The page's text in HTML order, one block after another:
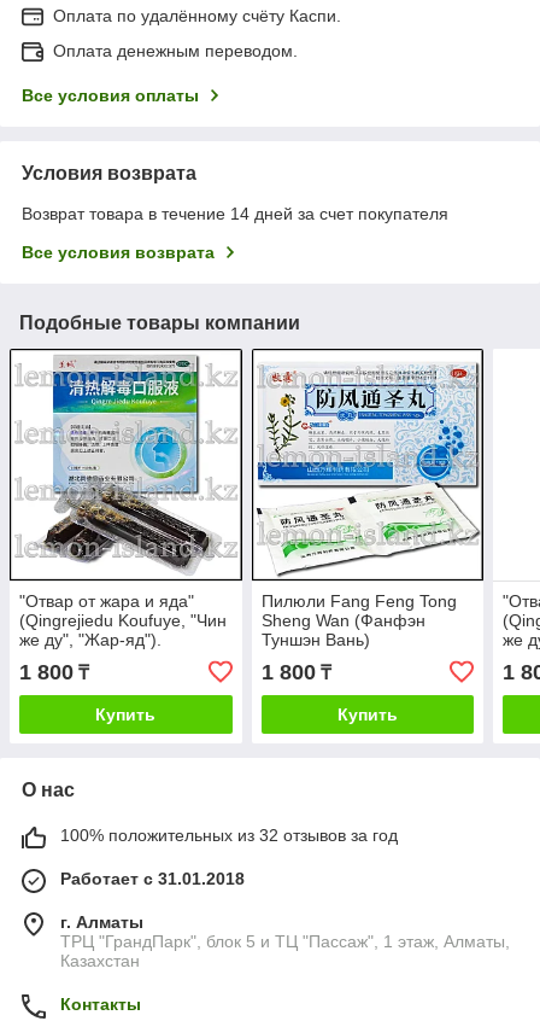
Оплата по удалённому счёту Каспи.
Оплата денежным переводом.
Все условия оплаты
Условия возврата
Возврат товара в течение 14 дней за счет покупателя
Все условия возврата
Подобные товары компании
"Отвар от жара и яда"
(Qingrejiedu Koufuye, "Чин
же ду", "Жар-яд").
1 800 ₸
Купить
Пилюли Fang Feng Tong
Sheng Wan (Фанфэн
Туншэн Вань)
1 800₸
Купить
же
1
О нас
100% положительных из 32 отзывов за год
Работает с 31.01.2018
г. Алматы
ТРЦ "ГрандПарк", блок 5 и ТЦ "Пассаж", 1 этаж, Алматы,
Казахстан
Контакты